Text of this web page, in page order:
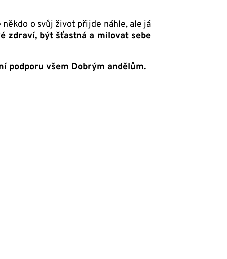
o svůj život přijde náhle, ale já
zdraví, být šťastná a milovat sebe
podporu všem Dobrým andělům.